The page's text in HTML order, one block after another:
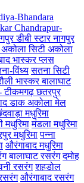
Bhandara
Chandrapur-
डीबी स्टारनागपुर
अकोला सिटी अकोला
भास्कर प्लस
विंध्य सतना सिटी
भास्करबालाघाट
टीकमगढ़छतरपुर
डाकअकोला मेल
मधुरिमा
मधुरिमा मंडला मधुरिमा
मधुरिमा पन्ना
औरंगाबाद मधुरिमा
बालाघाट रसरंग दमोह
रसरंग शहडोल
औरंगाबाद रसरंग